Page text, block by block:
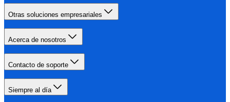
Otras soluciones empresariales
Acerca de nosotros
Contacto de soporte
Siempre al día